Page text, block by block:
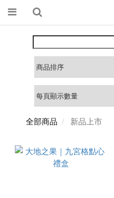
全部商品 新品上市